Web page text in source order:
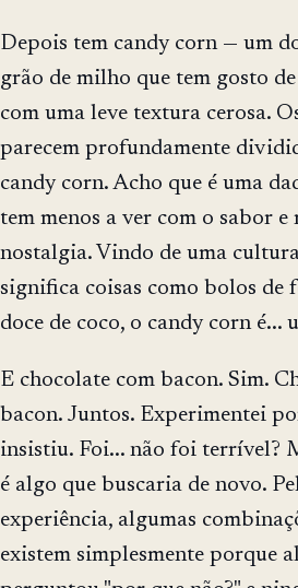
Depois tem candy corn — um
grão de milho que tem gosto
com uma leve textura cerosa.
parecem profundamente
candy corn. Acho que é uma
tem menos a ver com o sabor e
nostalgia. Vindo de uma
significa coisas como bolos de
doce de coco, o candy corn é...
E chocolate com bacon. Sim.
bacon. Juntos. Experimentei
insistiu. Foi... não foi terrível?
é algo que buscaria de novo.
experiência, algumas
existem simplesmente porque